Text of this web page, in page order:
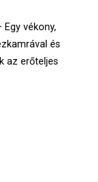
Egy vékony,
és
az erőteljes